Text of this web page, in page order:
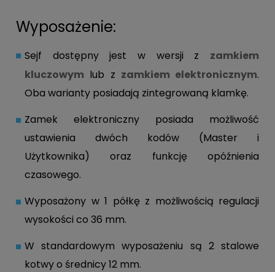
Wyposażenie:
Sejf dostępny jest w wersji z zamkiem
kluczowym lub z zamkiem elektronicznym.
Oba warianty posiadają zintegrowaną klamkę.
Zamek elektroniczny posiada możliwość
ustawienia dwóch kodów (Master i
Użytkownika) oraz funkcję opóźnienia
czasowego.
Wyposażony w 1 półkę z możliwością regulacji
wysokości co 36 mm.
W standardowym wyposażeniu są 2 stalowe
kotwy o średnicy 12 mm.